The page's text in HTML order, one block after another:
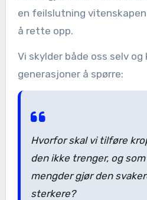
en feilslutning
å rette opp.
Vi skylder både oss selv og
generasjoner å spørre:
Hvorfor skal vi tilføre
den ikke trenger, og
mengder gjør den
sterkere?